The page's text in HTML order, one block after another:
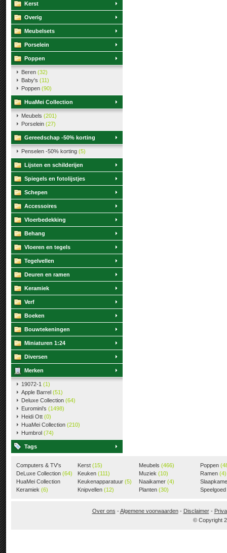
Kerst
Overig
Meubelsets
Porselein
Poppen
Beren (32)
Baby's (11)
Poppen (90)
HuaMei Collection
Meubels (201)
Porselein (27)
Gereedschap -50% korting
Penselen -50% korting (5)
Lijsten en schilderijen
Spiegels en fotolijstjes
Schepen
Accessoires
Vloerbedekking
Behang
Vloeren en tegels
Tegelvellen
Deuren en ramen
Keramiek
Verf
Boeken
Bouwtekeningen
Miniaturen 1:24
Diversen
Merken
19072-1 (1)
Apple Barrel (51)
Deluxe Collection (64)
Euromini's (1498)
Heidi Ott (0)
HuaMei Collection (210)
Humbrol (74)
Tags
Computers & TV's
(18)
DeLuxe Collection (64)
HuaMei Collection
(205)
Keramiek (6)
Kerst (15)
Keuken (111)
Keukenapparatuur (5)
Knipvellen (12)
Meubels (466)
Muziek (10)
Naaikamer (4)
Planten (30)
Poppen
Ramen (4)
Speelgoed
Over ons -Algemene voorwaarden- Disclaimer-
© Copyright